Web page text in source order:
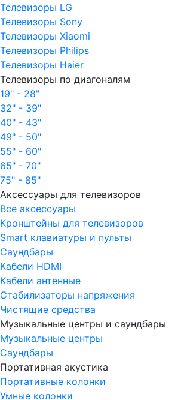
Телевизоры LG
Телевизоры Sony
Телевизоры Xiaomi
Телевизоры Philips
Телевизоры Haier
Телевизоры по диагоналям
19" - 28"
32" - 39"
40" - 43"
49" - 50"
55" - 60"
65" - 70"
75" - 85"
Аксессуары для телевизоров
Все аксессуары
Кронштейны для телевизоров
Smart клавиатуры и пульты
Саундбары
Кабели HDMI
Кабели антенные
Стабилизаторы напряжения
Чистящие средства
Музыкальные центры и саундбары
Музыкальные центры
Саундбары
Портативная акустика
Портативные колонки
Умные колонки